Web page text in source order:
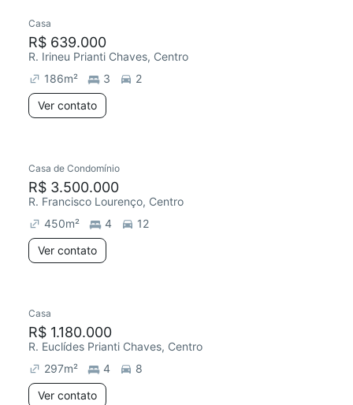
Casa
R$ 639.000
R. Irineu Prianti Chaves, Centro
186m² 3
2
Ver contato
Casa de Condomínio
R$ 3.500.000
R. Francisco Lourenço, Centro
450m² 4
12
Ver contato
Casa
R$ 1.180.000
R. Euclídes Prianti Chaves, Centro
297m² 4
8
Ver contato